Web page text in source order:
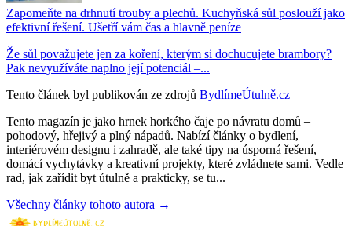
Zapomeňte na drhnutí trouby a plechů. Kuchyňská sůl poslouží jako
efektivní řešení. Ušetří vám čas a hlavně peníze
Že sůl považujete jen za koření, kterým si dochucujete brambory?
Pak nevyužíváte naplno její potenciál –...
Tento článek byl publikován ze zdrojů BydlímeÚtulně.cz
Tento magazín je jako hrnek horkého čaje po návratu domů –
pohodový, hřejivý a plný nápadů. Nabízí články o bydlení,
interiérovém designu i zahradě, ale také tipy na úsporná řešení,
domácí vychytávky a kreativní projekty, které zvládnete sami. Vedle
rad, jak zařídit byt útulně a prakticky, se tu...
Všechny články tohoto autora →